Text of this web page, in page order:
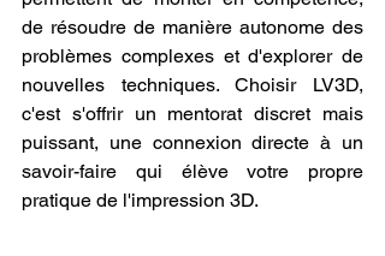
de résoudre de manière autonome des
problèmes complexes et d'explorer de
nouvelles techniques. Choisir LV3D,
c'est s'offrir un mentorat discret mais
puissant, une connexion directe à un
savoir-faire qui élève votre propre
pratique de l'impression 3D.